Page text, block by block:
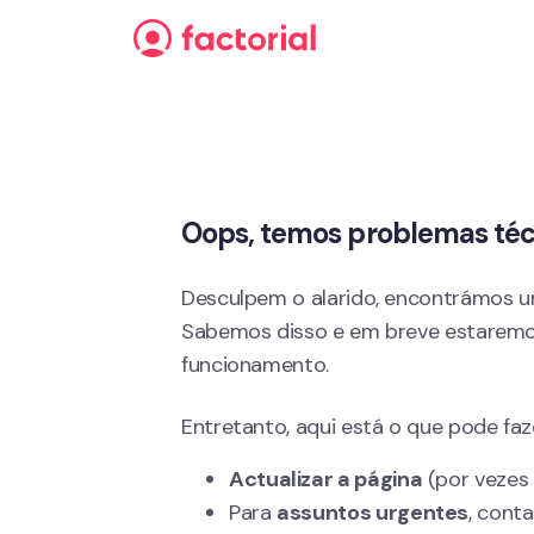
Oops, temos problemas
Desculpem o alarido, encontrámos
Sabemos disso e em breve
funcionamento.
Entretanto, aqui está o que pode
Actualizar a página (por
Para assuntos urgentes,